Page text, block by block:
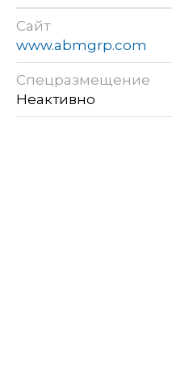
Сайт
www.abmgrp.com
Спецразмещение
Неактивно